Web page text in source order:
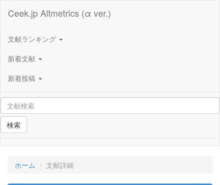
Ceek.jp Altmetrics (α ver.)
文献ランキング
新着文献
新着投稿
検索
ホーム 文献詳細